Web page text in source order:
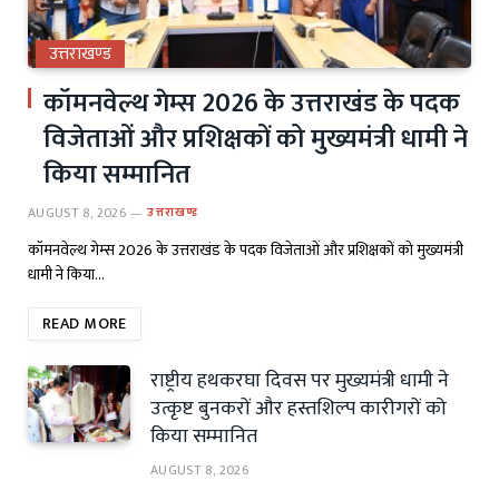
उत्तराखण्ड
कॉमनवेल्थ गेम्स 2026 के उत्तराखंड के पदक
विजेताओं और प्रशिक्षकों को मुख्यमंत्री धामी ने
किया सम्मानित
AUGUST 8, 2026 उत्तराखण्ड
कॉमनवेल्थ गेम्स 2026 के उत्तराखंड के पदक विजेताओं और प्रशिक्षकों को मुख्यमंत्री
धामी ने किया…
READ MORE
राष्ट्रीय हथकरघा दिवस पर मुख्यमंत्री धामी ने
उत्कृष्ट बुनकरों और हस्तशिल्प कारीगरों को
किया सम्मानित
AUGUST 8, 2026